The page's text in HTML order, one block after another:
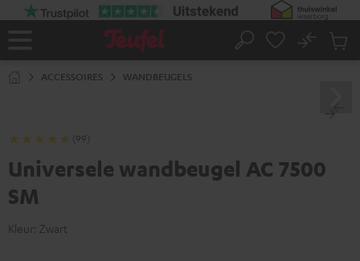
Home
Zoeken
No
ACCESSOIRES WANDBEUGELS
(99)
Universele wandbeugel AC 7500
SM
Kleur: Zwart